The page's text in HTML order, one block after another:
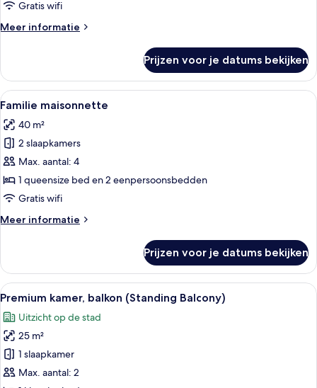
Twin)
Gratis wifi
Meer informatie
Meer
tweepersoonskamer,
balkon
(Juliet,
or
Twin)
Prijzen voor je datums bekijken
Alle
foto's
voor
Familie
maisonnette
laden
Een hotelkamer met twee bedden,
5
Familie maisonnette
40 m²
2 slaapkamers
Max. aantal: 4
1 queensize bed en 2 eenpersoonsbedden
Gratis wifi
Meer informatie
Meer
maisonnette
Prijzen voor je datums bekijken
Alle
foto's
voor
Premium
kamer,
balkon
Een moderne hotelkamer met een
7
Premium kamer, balkon (Standing Balcony)
Uitzicht op de stad
25 m²
1 slaapkamer
Max. aantal: 2